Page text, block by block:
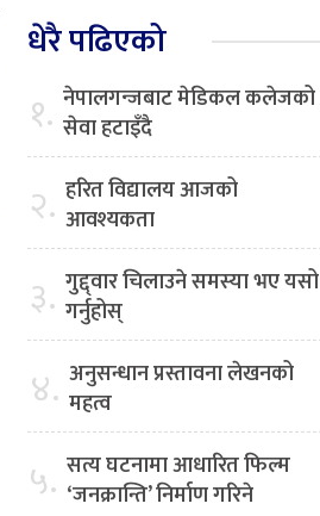
धेरै पढिएको
१. नेपालगन्जबाट मेडिकल कलेजको
सेवा हटाइँदै
२. हरित विद्यालय आजको
आवश्यकता
३. गुद्द्वार चिलाउने समस्या भए यसो
गर्नुहोस्
४. अनुसन्धान प्रस्तावना लेखनको
महत्व
५. सत्य घटनामा आधारित फिल्म
‘जनक्रान्ति’ निर्माण गरिने